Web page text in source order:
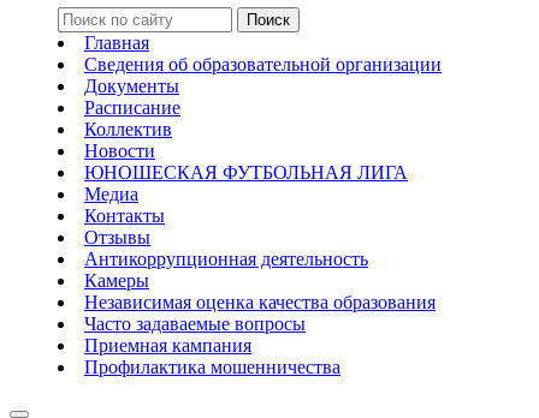
Главная
Сведения об образовательной организации
Документы
Расписание
Коллектив
Новости
ЮНОШЕСКАЯ ФУТБОЛЬНАЯ ЛИГА
Медиа
Контакты
Отзывы
Антикоррупционная деятельность
Камеры
Независимая оценка качества образования
Часто задаваемые вопросы
Приемная кампания
Профилактика мошенничества